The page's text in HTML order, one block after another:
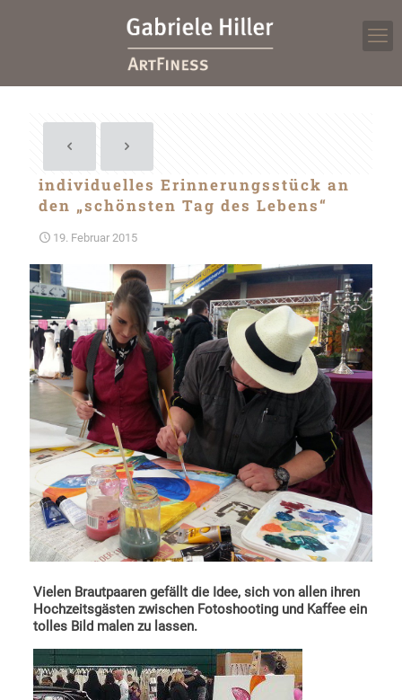
individuelles Erinnerungsstück an
den „schönsten Tag des Lebens“
19. Februar 2015
Vielen Brautpaaren gefällt die Idee, sich von allen ihren
Hochzeitsgästen zwischen Fotoshooting und Kaffee ein
tolles Bild malen zu lassen.